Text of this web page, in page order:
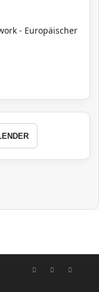
- Europäischer